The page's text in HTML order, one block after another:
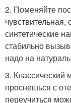
2. Поменяйте
чувствительная,
синтетические
стабильно
надо на
3. Классический
проснешься с
переучиться